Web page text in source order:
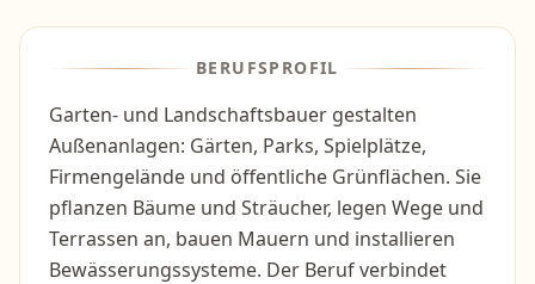
BERUFSPROFIL
Garten- und Landschaftsbauer gestalten
Außenanlagen: Gärten, Parks, Spielplätze,
Firmengelände und öffentliche Grünflächen. Sie
pflanzen Bäume und Sträucher, legen Wege und
Terrassen an, bauen Mauern und installieren
Bewässerungssysteme. Der Beruf verbindet